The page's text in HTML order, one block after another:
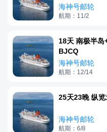
海神号邮轮
航期：11/2
18天 南极半岛
BJCQ
海神号邮轮
航期：12/14
25天23晚 纵
海神号邮轮
航期：6/8